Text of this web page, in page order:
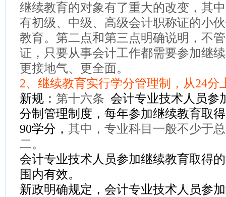
继续教育的对象有了重大的改变，其
有初级、中级、高级会计职称证的小
教育。 第二点和第三点明确说明， 不
证，只要从事会计工作都需要参加继
更接地气、更全面。
2、 继续教育实行学分管理制，从24分
新规： 第十六条 会计专业技术人员参
分制管理制度，每年参加继续教育取
90学分， 其中，专业科目一般不少于
二。
会计专业技术人员参加继续教育取得
围内有效。
新政明确规定，会计专业技术人员参